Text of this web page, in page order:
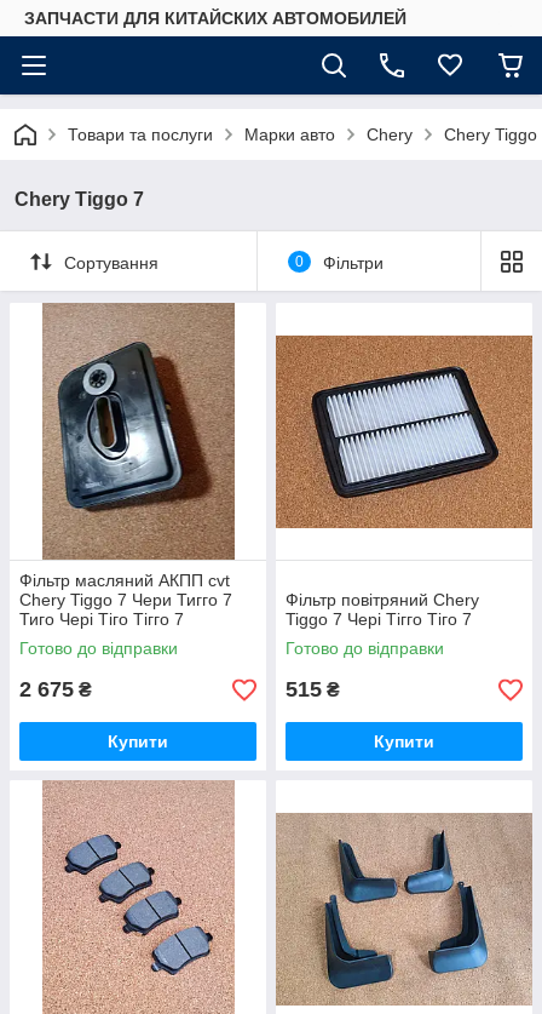
ЗАПЧАСТИ ДЛЯ КИТАЙСКИХ АВТОМОБИЛЕЙ
Товари та послуги Марки авто Chery Chery Tiggo
Chery Tiggo 7
Сортування 0 Фільтри
Фільтр масляний АКПП cvt
Chery Tiggo 7 Чери Тигго 7
Тиго Чері Тіго Тігго 7
Готово до відправки
2 675 ₴
Купити
Фільтр повітряний Chery
Tiggo 7 Чері Тігго Тіго 7
Готово до відправки
515 ₴
Купити